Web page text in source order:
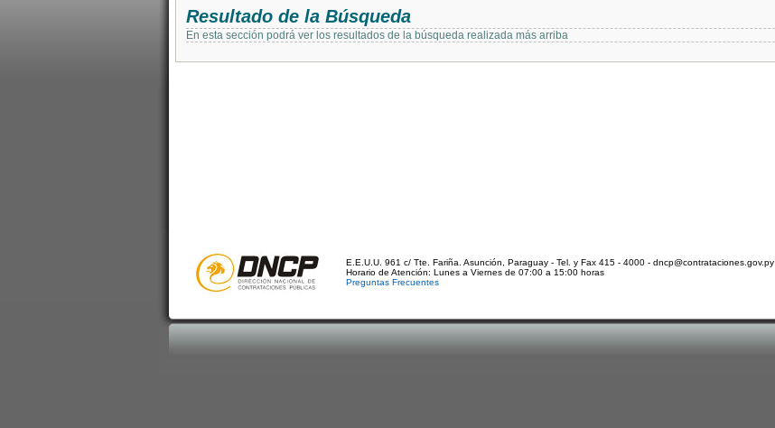
Resultado de la Búsqueda
En esta sección podrá ver los resultados de la búsqueda realizada más arriba
E.E.U.U. 961 c/ Tte. Fariña. Asunción, Paraguay - Tel. y Fax 415 - 4000 - dncp@contrataciones.gov.py
Horario de Atención: Lunes a Viernes de 07:00 a 15:00 horas
Preguntas Frecuentes